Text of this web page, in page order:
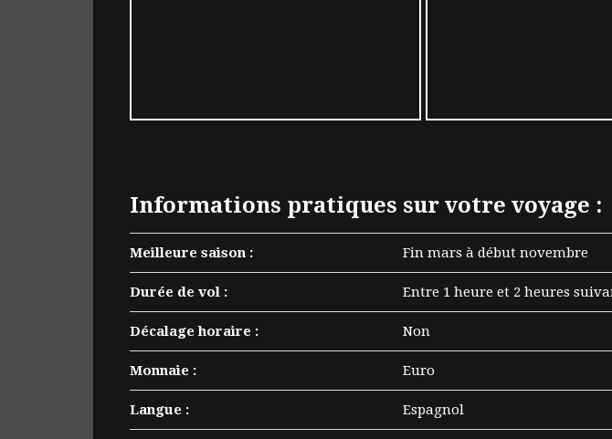
Informations pratiques sur votre voyage :
Meilleure saison : Fin mars à début novembre
Durée de vol : Entre 1 heure et 2 heures
Décalage horaire : Non
Monnaie : Euro
Langue : Espagnol